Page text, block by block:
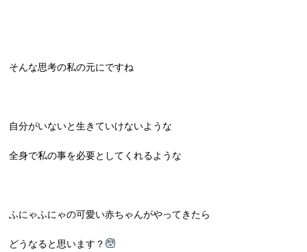
そんな思考の私の元にですね
自分がいないと生きていけないような
全身で私の事を必要としてくれるような
ふにゃふにゃの可愛い赤ちゃんがやってきたら
どうなると思います？